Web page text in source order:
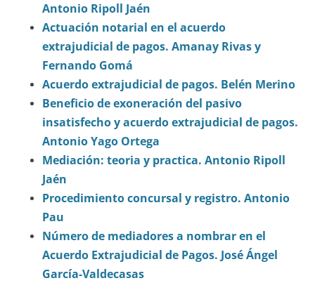
Antonio Ripoll Jaén
Actuación notarial en el acuerdo
extrajudicial de pagos. Amanay Rivas y
Fernando Gomá
Acuerdo extrajudicial de pagos. Belén Merino
Beneficio de exoneración del pasivo
insatisfecho y acuerdo extrajudicial de pagos.
Antonio Yago Ortega
Mediación: teoria y practica. Antonio Ripoll
Jaén
Procedimiento concursal y registro. Antonio
Pau
Número de mediadores a nombrar en el
Acuerdo Extrajudicial de Pagos. José Ángel
García-Valdecasas